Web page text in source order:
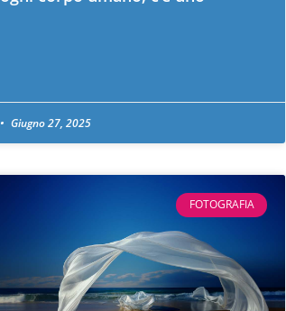
Giugno 27, 2025
FOTOGRAFIA